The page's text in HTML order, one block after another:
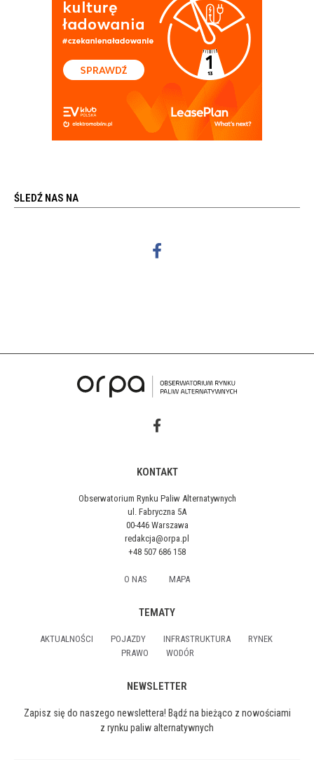
ŚLEDŹ NAS NA
KONTAKT
Obserwatorium Rynku Paliw Alternatywnych
ul. Fabryczna 5A
00-446 Warszawa
redakcja@orpa.pl
+48 507 686 158
O NAS MAPA
TEMATY
AKTUALNOŚCI POJAZDY INFRASTRUKTURA
RYNEK
PRAWO
WODÓR
NEWSLETTER
Zapisz się do naszego newslettera! Bądź na bieżąco z nowościami
z rynku paliw alternatywnych